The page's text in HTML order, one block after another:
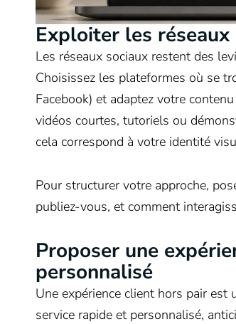
Exploiter les
Les réseaux sociaux restent des
Choisissez les plateformes où se
Facebook) et adaptez votre
vidéos courtes, tutoriels ou
cela correspond à votre identité
Pour structurer votre approche,
publiez-vous, et comment
Proposer une
personnalisé
Une expérience client hors pair
service rapide et personnalisé,